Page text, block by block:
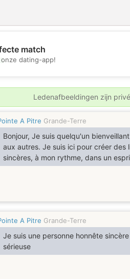
match
dating-app!
Ledenafbeeldingen zijn
A Pitre Grande-Terre
Bonjour, Je suis quelqu'un
aux autres. Je suis ici pour créer des
sincères, à mon rythme, dans un
A Pitre Grande-Terre
Je suis une personne honnête sincère
sérieuse